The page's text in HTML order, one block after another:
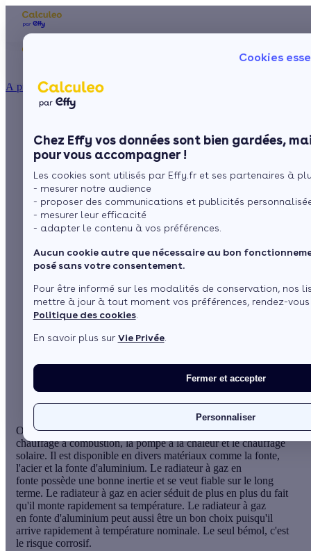
Cookies
Chez Effy vos données sont bien gardées,
pour vous accompagner !
Les cookies sont utilisés par Effy.fr et ses partenaires à
- mesurer notre audience
- proposer des communications et publicités
- mesurer leur efficacité
- adapter le contenu à vos préférences.
Aucun cookie autre que nécessaire au bon
posé sans votre consentement.
Pour être informé sur les modalités de conservation, nos
mettre à jour à tout moment vos préférences, rendez-
Politique des cookies.
En savoir plus sur Vie Privée.
Fermer et accepter
Personnaliser
À propos
Ma Prime Rénov'
Le chèque énergie
La TVA réduite
L'éco-prêt à taux zéro
Trouver mes aides
Nos conseils
Sol
Fenêtres
Prix d’achat, frais
d’installation,
entretien, quel est le
coût du radiateur à
gaz ?
par L’équipe de rédaction 3 min de lecture
Sommaire
Voir plus
On rencontre souvent le radiateur à gaz dans les systèmes de
chauffage à combustion, la pompe à la chaleur et le chauffage
solaire. Il est disponible en divers matériaux comme la fonte,
l'acier et la fonte d'aluminium. Le radiateur à gaz en
fonte possède une bonne inertie et se veut fiable sur le long
terme. Le radiateur à gaz en acier séduit de plus en plus du fait
qu'il monte rapidement sa température. Le radiateur à gaz
en fonte d'aluminium peut aussi être un bon choix puisqu'il
arrive rapidement à température nominale. Le seul bémol, c'est
le risque corrosif.